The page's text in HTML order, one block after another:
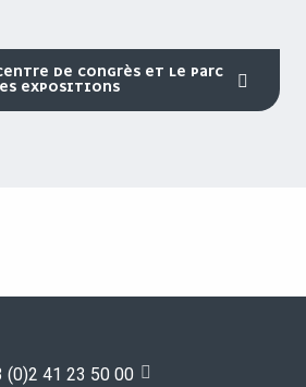
DE CONGRÈS ET LE PARC
EXPOSITIONS
(0)2 41 23 50 00